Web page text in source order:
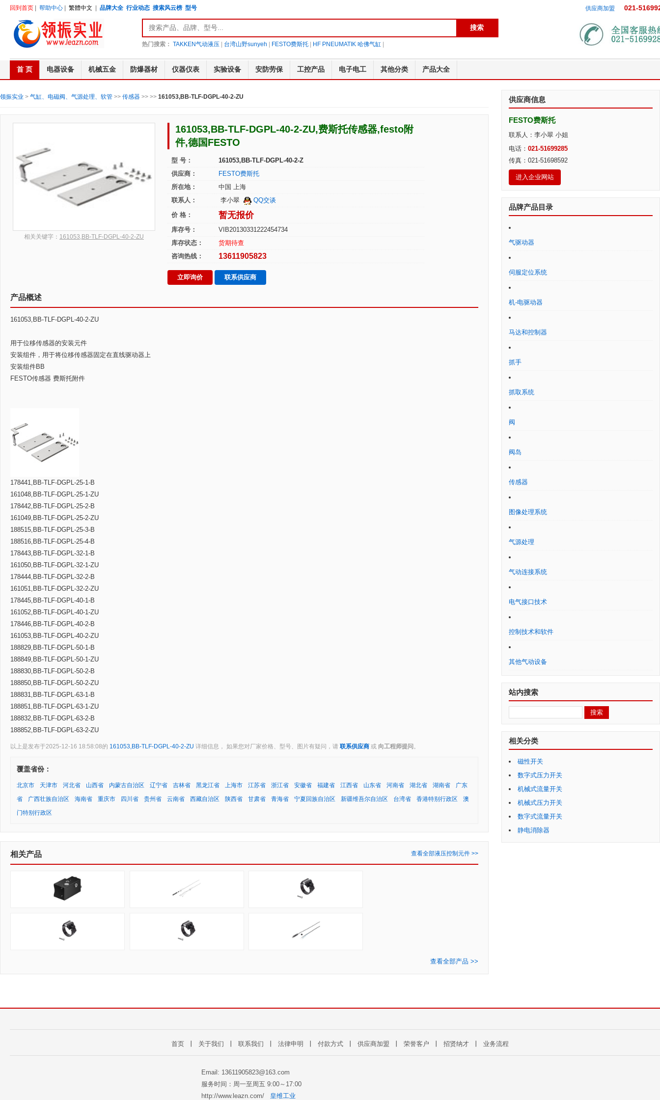
回到首页 帮助中心 繁體中文 品牌大全 行业动态 搜索风云榜 型号 供应商加盟 021-
热门搜索： TAKKEN气动液压| 台湾山野sunyeh FESTO费斯托| HF PNEUMATIK 哈佛气缸|
首 页 电器设备 机械五金 防爆器材 仪器仪表 实验设备 安防劳保 工控产品 电子电工 其他分类 产品大全
领振实业 > 气缸、电磁阀、气源处理、软管 >> 传感器 >> >> 161053,BB-TLF-DGPL-40-2-ZU
相关关键字： 161053,BB-TLF-DGPL-40-2-ZU
161053,BB-TLF-DGPL-40-2-ZU,费斯托传感器,festo附
件,德国FESTO
型 号：
161053,BB-TLF-DGPL-40-2-Z
供应商：
FESTO费斯托
所在地：
中国 上海
联系人：
李小翠
QQ交谈
价 格：
暂无报价
库存号：
VIB20130331222454734
库存状态：
货期待查
咨询热线：
13611905823
立即询价 联系供应商
产品概述
161053,BB-TLF-DGPL-40-2-ZU
用于位移传感器的安装元件
安装组件，用于将位移传感器固定在直线驱动器上
安装组件BB
FESTO传感器 费斯托附件
178441,BB-TLF-DGPL-25-1-B
161048,BB-TLF-DGPL-25-1-ZU
178442,BB-TLF-DGPL-25-2-B
161049,BB-TLF-DGPL-25-2-ZU
188515,BB-TLF-DGPL-25-3-B
188516,BB-TLF-DGPL-25-4-B
178443,BB-TLF-DGPL-32-1-B
161050,BB-TLF-DGPL-32-1-ZU
178444,BB-TLF-DGPL-32-2-B
161051,BB-TLF-DGPL-32-2-ZU
178445,BB-TLF-DGPL-40-1-B
161052,BB-TLF-DGPL-40-1-ZU
178446,BB-TLF-DGPL-40-2-B
161053,BB-TLF-DGPL-40-2-ZU
188829,BB-TLF-DGPL-50-1-B
188849,BB-TLF-DGPL-50-1-ZU
188830,BB-TLF-DGPL-50-2-B
188850,BB-TLF-DGPL-50-2-ZU
188831,BB-TLF-DGPL-63-1-B
188851,BB-TLF-DGPL-63-1-ZU
188832,BB-TLF-DGPL-63-2-B
188852,BB-TLF-DGPL-63-2-ZU
以上是发布于2025-12-16 18:58:08的 161053,BB-TLF-DGPL-40-2-ZU 详细信息， 如果您对厂家价格、型号、图片有疑问，请 联系供应商 或 向工程师提问 。
覆盖省份：
北京市 天津市 河北省 山西省 内蒙古自治区 辽宁省 吉林省 黑龙江省 上海市 江苏省 浙江省 安徽省 福建省 江西省 山东省 河南省 湖北省 湖南省
广东
省
广西壮族自治区 海南省 重庆市 四川省 贵州省 云南省 西藏自治区 陕西省 甘肃省 青海省 宁夏回族自治区 新疆维吾尔自治区 台湾省 香港特别行政区
澳
门特别行政区
相关产品 查看全部液压控制元件 >>
查看全部产品 >>
供应商信息
FESTO费斯托
联系人：李小翠 小姐
电话：021-51699285
传真：021-51698592
进入企业网站
品牌产品目录
气驱动器
伺服定位系统
机-电驱动器
马达和控制器
抓手
抓取系统
阀
阀岛
传感器
图像处理系统
气源处理
气动连接系统
电气接口技术
控制技术和软件
其他气动设备
站内搜索
相关分类
磁性开关
数字式压力开关
机械式流量开关
机械式压力开关
数字式流量开关
静电消除器
首页 关于我们 联系我们 法律申明 付款方式 供应商加盟 荣誉客户 招贤纳才 业务流程
Email: 13611905823@163.com
服务时间：周一至周五 9:00～17:00
http://www.leazn.com/ 皇维工业